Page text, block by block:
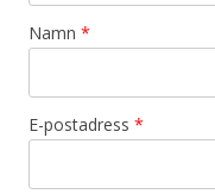
n
Namn *
E-postadress *